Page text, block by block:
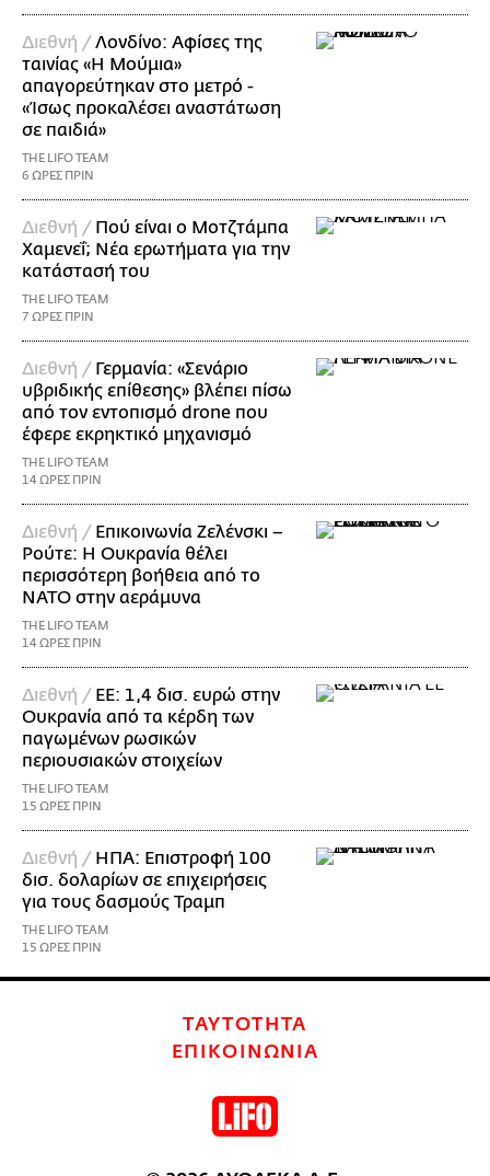
Διεθνή /Λονδίνο: Αφίσες της
ταινίας «Η Μούμια»
απαγορεύτηκαν στο μετρό -
«Ίσως προκαλέσει αναστάτωση
σε παιδιά»
THE LIFO TEAM
6 ΩΡΕΣ ΠΡΙΝ
Διεθνή / Πού είναι ο Μοτζτάμπα
Χαμενεΐ; Νέα ερωτήματα για την
κατάστασή του
THE LIFO TEAM
7 ΩΡΕΣ ΠΡΙΝ
Διεθνή / Γερμανία: «Σενάριο
υβριδικής επίθεσης» βλέπει πίσω
από τον εντοπισμό drone που
έφερε εκρηκτικό μηχανισμό
THE LIFO TEAM
14 ΩΡΕΣ ΠΡΙΝ
Διεθνή / Επικοινωνία Ζελένσκι –
Ρούτε: Η Ουκρανία θέλει
περισσότερη βοήθεια από το
ΝΑΤΟ στην αεράμυνα
THE LIFO TEAM
14 ΩΡΕΣ ΠΡΙΝ
Διεθνή / ΕΕ: 1,4 δισ. ευρώ στην
Ουκρανία από τα κέρδη των
παγωμένων ρωσικών
περιουσιακών στοιχείων
THE LIFO TEAM
15 ΩΡΕΣ ΠΡΙΝ
Διεθνή / ΗΠΑ: Επιστροφή 100
δισ. δολαρίων σε επιχειρήσεις
για τους δασμούς Τραμπ
THE LIFO TEAM
15 ΩΡΕΣ ΠΡΙΝ
ΤΑΥΤΟΤΗΤΑ
ΕΠΙΚΟΙΝΩΝΙΑ